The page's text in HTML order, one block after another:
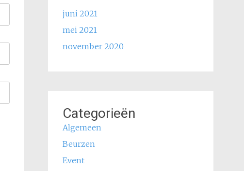
juni 2021
mei 2021
november 2020
Categorieën
Algemeen
Beurzen
Event